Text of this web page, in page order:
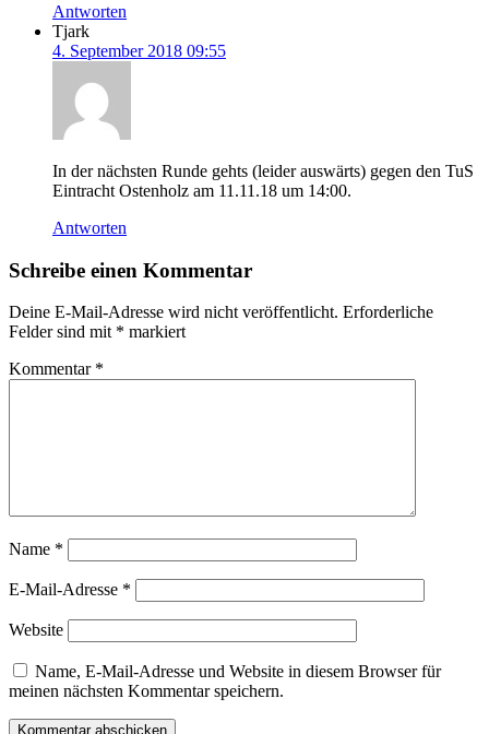
Antworten
Tjark
4. September 2018 09:55
In der nächsten Runde gehts (leider auswärts) gegen den TuS
Eintracht Ostenholz am 11.11.18 um 14:00.
Antworten
Schreibe einen Kommentar
Deine E-Mail-Adresse wird nicht veröffentlicht. Erforderliche
Felder sind mit * markiert
Kommentar *
Name *
E-Mail-Adresse *
Website
Name, E-Mail-Adresse und Website in diesem Browser für
meinen nächsten Kommentar speichern.